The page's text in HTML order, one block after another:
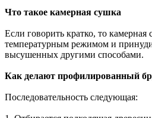
Что такое камерная сушка
Если говорить кратко, то
температурным режимом и
высушенных другими способами.
Как делают профилированный
Последовательность следующая: